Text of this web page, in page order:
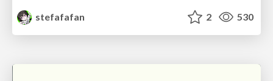
stefafafan
2 530